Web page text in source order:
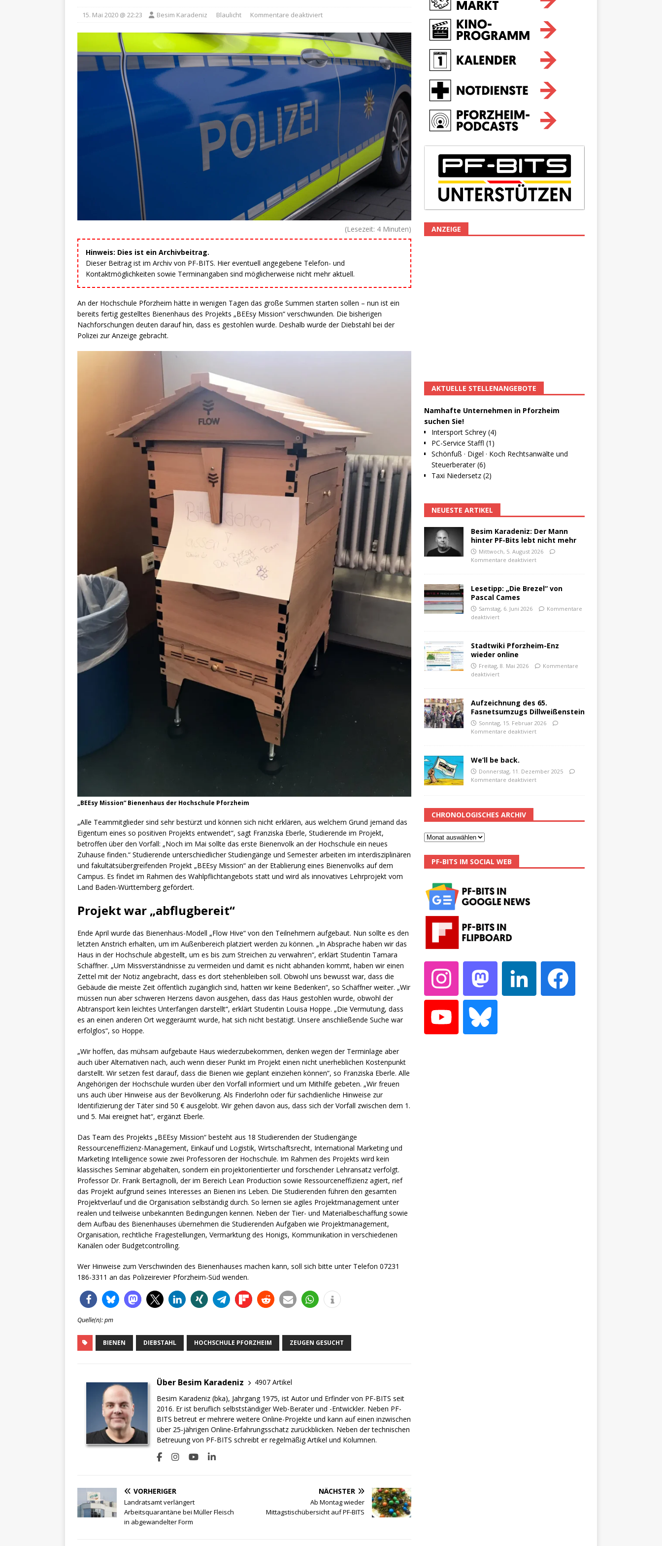
15. Mai 2020 @ 22:23 Besim Karadeniz Blaulicht Kommentare deaktiviert
(Lesezeit: 4 Minuten)
Hinweis: Dies ist ein Archivbeitrag.
Dieser Beitrag ist im Archiv von PF-BITS. Hier eventuell angegebene Telefon- und
Kontaktmöglichkeiten sowie Terminangaben sind möglicherweise nicht mehr aktuell.
An der Hochschule Pforzheim hätte in wenigen Tagen das große Summen starten sollen – nun ist ein
bereits fertig gestelltes Bienenhaus des Projekts „BEEsy Mission“ verschwunden. Die bisherigen
Nachforschungen deuten darauf hin, dass es gestohlen wurde. Deshalb wurde der Diebstahl bei der
Polizei zur Anzeige gebracht.
„BEEsy Mission“ Bienenhaus der Hochschule Pforzheim
„Alle Teammitglieder sind sehr bestürzt und können sich nicht erklären, aus welchem Grund jemand das
Eigentum eines so positiven Projekts entwendet“, sagt Franziska Eberle, Studierende im Projekt,
betroffen über den Vorfall: „Noch im Mai sollte das erste Bienenvolk an der Hochschule ein neues
Zuhause finden.“ Studierende unterschiedlicher Studiengänge und Semester arbeiten im interdisziplinären
und fakultätsübergreifenden Projekt „BEEsy Mission“ an der Etablierung eines Bienenvolks auf dem
Campus. Es findet im Rahmen des Wahlpflichtangebots statt und wird als innovatives Lehrprojekt vom
Land Baden-Württemberg gefördert.
Projekt war „abflugbereit“
Ende April wurde das Bienenhaus-Modell „Flow Hive“ von den Teilnehmern aufgebaut. Nun sollte es den
letzten Anstrich erhalten, um im Außenbereich platziert werden zu können. „In Absprache haben wir das
Haus in der Hochschule abgestellt, um es bis zum Streichen zu verwahren“, erklärt Studentin Tamara
Schäffner. „Um Missverständnisse zu vermeiden und damit es nicht abhanden kommt, haben wir einen
Zettel mit der Notiz angebracht, dass es dort stehenbleiben soll. Obwohl uns bewusst war, dass die
Gebäude die meiste Zeit öffentlich zugänglich sind, hatten wir keine Bedenken“, so Schäffner weiter. „Wir
müssen nun aber schweren Herzens davon ausgehen, dass das Haus gestohlen wurde, obwohl der
Abtransport kein leichtes Unterfangen darstellt“, erklärt Studentin Louisa Hoppe. „Die Vermutung, dass
es an einen anderen Ort weggeräumt wurde, hat sich nicht bestätigt. Unsere anschließende Suche war
erfolglos“, so Hoppe.
„Wir hoffen, das mühsam aufgebaute Haus wiederzubekommen, denken wegen der Terminlage aber
auch über Alternativen nach, auch wenn dieser Punkt im Projekt einen nicht unerheblichen Kostenpunkt
darstellt. Wir setzen fest darauf, dass die Bienen wie geplant einziehen können“, so Franziska Eberle. Alle
Angehörigen der Hochschule wurden über den Vorfall informiert und um Mithilfe gebeten. „Wir freuen
uns auch über Hinweise aus der Bevölkerung. Als Finderlohn oder für sachdienliche Hinweise zur
Identifizierung der Täter sind 50 € ausgelobt. Wir gehen davon aus, dass sich der Vorfall zwischen dem 1.
und 5. Mai ereignet hat“, ergänzt Eberle.
Das Team des Projekts „BEEsy Mission“ besteht aus 18 Studierenden der Studiengänge
Ressourceneffizienz-Management, Einkauf und Logistik, Wirtschaftsrecht, International Marketing und
Marketing Intelligence sowie zwei Professoren der Hochschule. Im Rahmen des Projekts wird kein
klassisches Seminar abgehalten, sondern ein projektorientierter und forschender Lehransatz verfolgt.
Professor Dr. Frank Bertagnolli, der im Bereich Lean Production sowie Ressourceneffizienz agiert, rief
das Projekt aufgrund seines Interesses an Bienen ins Leben. Die Studierenden führen den gesamten
Projektverlauf und die Organisation selbständig durch. So lernen sie agiles Projektmanagement unter
realen und teilweise unbekannten Bedingungen kennen. Neben der Tier- und Materialbeschaffung sowie
dem Aufbau des Bienenhauses übernehmen die Studierenden Aufgaben wie Projektmanagement,
Organisation, rechtliche Fragestellungen, Vermarktung des Honigs, Kommunikation in verschiedenen
Kanälen oder Budgetcontrolling.
Wer Hinweise zum Verschwinden des Bienenhauses machen kann, soll sich bitte unter Telefon 07231
186-3311 an das Polizeirevier Pforzheim-Süd wenden.
Quelle(n): pm
BIENEN DIEBSTAHL HOCHSCHULE PFORZHEIM ZEUGEN GESUCHT
Über Besim Karadeniz
4907 Artikel
Besim Karadeniz (bka), Jahrgang 1975, ist Autor und Erfinder von PF-BITS seit
2016. Er ist beruflich selbstständiger Web-Berater und -Entwickler. Neben PF-
BITS betreut er mehrere weitere Online-Projekte und kann auf einen inzwischen
über 25-jährigen Online-Erfahrungsschatz zurückblicken. Neben der technischen
Betreuung von PF-BITS schreibt er regelmäßig Artikel und Kolumnen.
VORHERIGER
Landratsamt verlängert
Arbeitsquarantäne bei Müller Fleisch
in abgewandelter Form
NÄCHSTER
Ab Montag wieder
Mittagstischübersicht auf PF-BITS
ANZEIGE
AKTUELLE STELLENANGEBOTE
Namhafte Unternehmen in Pforzheim
suchen Sie!
Intersport Schrey (4)
PC-Service Staffl (1)
Schönfuß · Digel · Koch Rechtsanwälte und
Steuerberater (6)
Taxi Niedersetz (2)
NEUESTE ARTIKEL
Besim Karadeniz: Der Mann
hinter PF-Bits lebt nicht mehr
Mittwoch, 5. August 2026
Kommentare deaktiviert
Lesetipp: „Die Brezel“ von
Pascal Cames
Samstag, 6. Juni 2026
Kommentare
deaktiviert
Stadtwiki Pforzheim-Enz
wieder online
Freitag, 8. Mai 2026
Kommentare
deaktiviert
Aufzeichnung des 65.
Fasnetsumzugs Dillweißenstein
Sonntag, 15. Februar 2026
Kommentare deaktiviert
We’ll be back.
Donnerstag, 11. Dezember 2025
Kommentare deaktiviert
CHRONOLOGISCHES ARCHIV
PF-BITS IM SOCIAL WEB